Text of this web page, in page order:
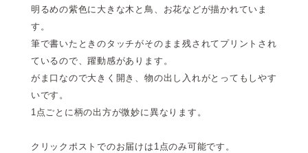
明るめの紫色に大きな木と鳥、お花などが描かれていま
す。
筆で書いたときのタッチがそのまま残されてプリントされ
ているので、躍動感があります。
がま口なので大きく開き、物の出し入れがとってもしやす
いです。
1点ごとに柄の出方が微妙に異なります。
クリックポストでのお届けは1点のみ可能です。